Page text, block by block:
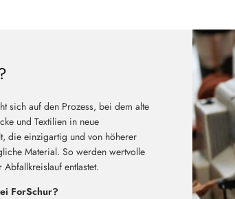
sich auf den Prozess, bei dem alte
und Textilien in neue
die einzigartig und von höherer
Material. So werden wertvolle
entlastet.
ForSchur?